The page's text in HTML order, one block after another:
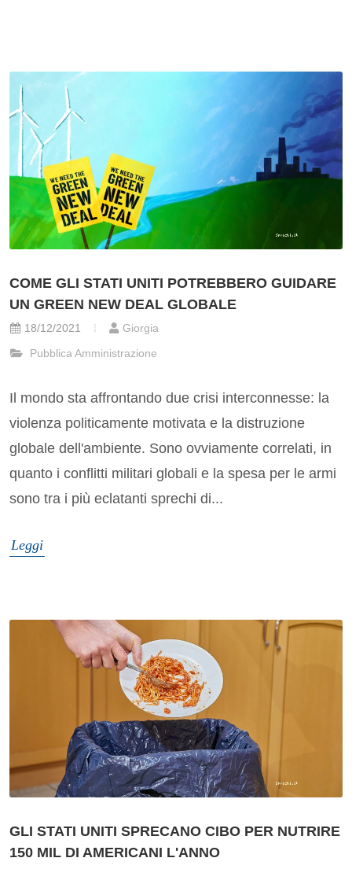
COME GLI STATI UNITI POTREBBERO GUIDARE
UN GREEN NEW DEAL GLOBALE
18/12/2021
Giorgia
Pubblica Amministrazione
Il mondo sta affrontando due crisi interconnesse: la
violenza politicamente motivata e la distruzione
globale dell'ambiente. Sono ovviamente correlati, in
quanto i conflitti militari globali e la spesa per le armi
sono tra i più eclatanti sprechi di...
Leggi
GLI STATI UNITI SPRECANO CIBO PER NUTRIRE
150 MIL DI AMERICANI L'ANNO